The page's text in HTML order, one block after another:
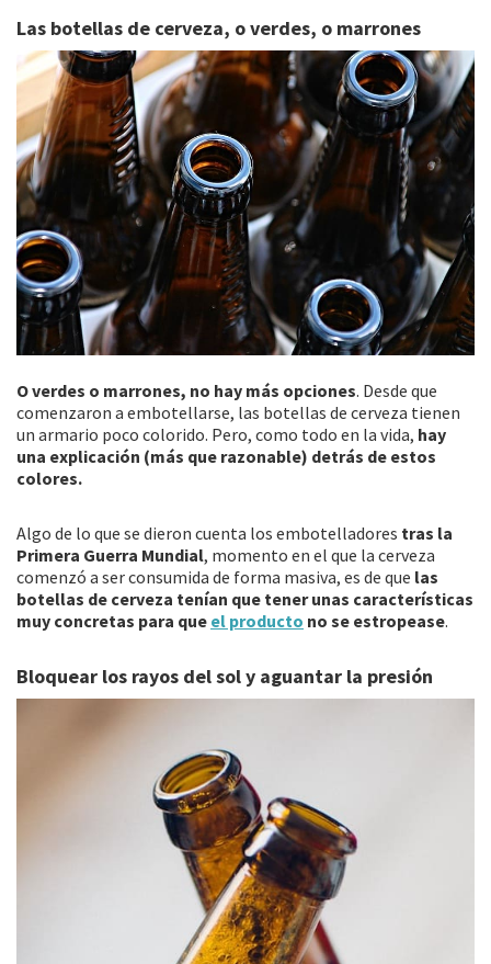
Las botellas de cerveza, o verdes, o marrones
O verdes o marrones, no hay más opciones. Desde que
comenzaron a embotellarse, las botellas de cerveza tienen
un armario poco colorido. Pero, como todo en la vida, hay
una explicación (más que razonable) detrás de estos
colores.
Algo de lo que se dieron cuenta los embotelladores tras la
Primera Guerra Mundial, momento en el que la cerveza
comenzó a ser consumida de forma masiva, es de que las
botellas de cerveza tenían que tener unas características
muy concretas para que el producto no se estropease.
Bloquear los rayos del sol y aguantar la presión